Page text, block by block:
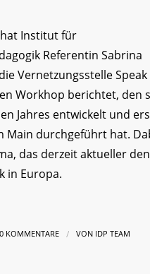
Institut für
Referentin Sabrina
Vernetzungsstelle Speak
Workhop berichtet, den
Jahres entwickelt und
Main durchgeführt hat.
das derzeit aktueller
in Europa.
0 KOMMENTARE / VON IDP TEAM